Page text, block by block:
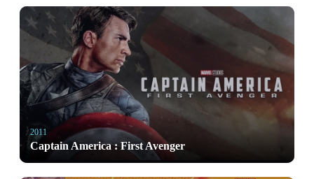
2011
Captain America : First Avenger